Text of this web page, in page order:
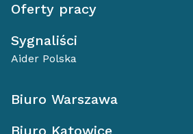
Oferty pracy
Sygnaliści
Aider Polska
Biuro Warszawa